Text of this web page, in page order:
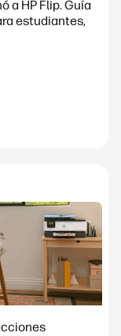
a HP Flip. Guía
estudiantes,